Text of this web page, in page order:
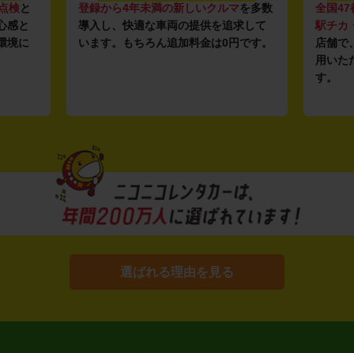
検と
感と
境に
登録から4年未満の新しいクルマを多数
導入し、快適な車両の提供を追求して
います。もちろん追加料金は0円です。
全国47
駅チカ
店舗で
用いた
す。
選ばれる理由を見る